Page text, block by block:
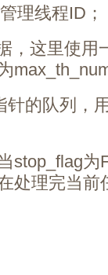
理线程ID；
，这里使用
的队列，
stop_flag为
处理完当前